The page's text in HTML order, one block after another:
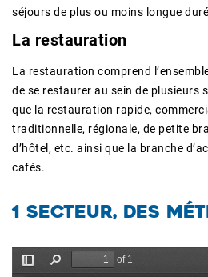
séjours de plus ou moins longue
La restauration
La restauration comprend
de se restaurer au sein de plusieurs
que la restauration rapide,
traditionnelle, régionale, de petite
d’hôtel, etc. ainsi que la branche
cafés.
1 SECTEUR, DES